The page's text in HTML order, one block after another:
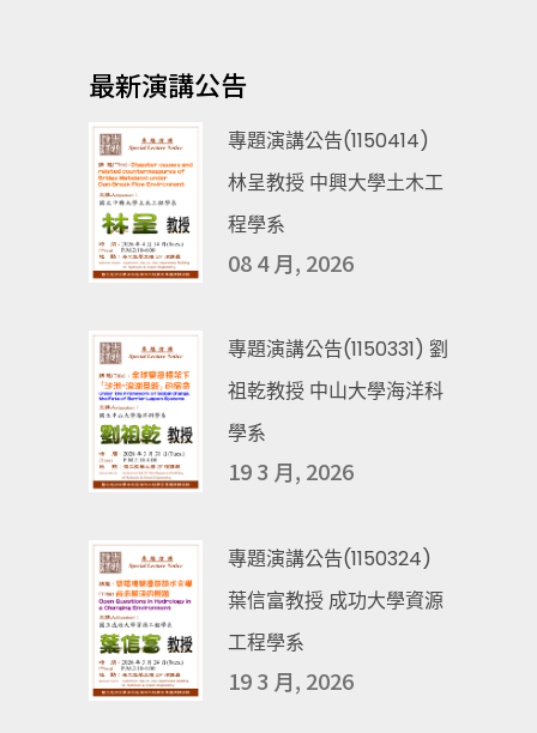
最新演講公告
專題演講公告(1150414)
林呈教授 中興大學土木工
程學系
08 4 月, 2026
專題演講公告(1150331) 劉
祖乾教授 中山大學海洋科
學系
19 3 月, 2026
專題演講公告(1150324)
葉信富教授 成功大學資源
工程學系
19 3 月, 2026